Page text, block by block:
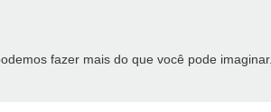
fazer mais do que você pode imaginar.